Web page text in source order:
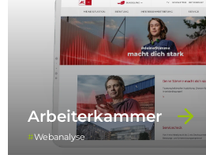
Arbeiterkammer
Webanalyse